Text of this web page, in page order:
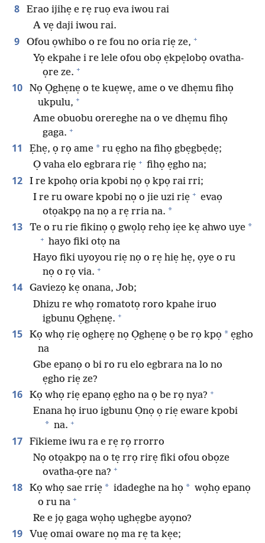
8
Erao ijihẹ e rẹ ruọ eva iwou rai
A vẹ daji iwou rai.
9 Ofou ọwhibo o re fou no oria riẹ ze, +
Yọ ekpahe i re lele ofou obọ ẹkpẹlobọ ovatha-
ọre ze. +
10
Nọ Ọghẹnẹ o te kuẹwẹ, ame o ve dhẹmu fihọ
ukpulu, +
Ame obuobu orereghe na o ve dhẹmu fihọ
gaga. +
11 Ẹhẹ, ọ rọ ame * ru ẹgho na fihọ gbẹgbẹdẹ;
Ọ vaha elo egbrara riẹ + fihọ ẹgho na;
12
I re kpohọ oria kpobi nọ ọ kpọ rai rri;
I re ru oware kpobi nọ o jie uzi riẹ + evaọ
otọakpọ na nọ a rẹ rria na. *
13 Te o ru rie fikinọ ọ gwọlọ rehọ iẹe kẹ ahwo uye *
+ hayo fiki otọ na
Hayo fiki uyoyou riẹ nọ o rẹ hiẹ hẹ, ọye o ru
nọ o rọ via. +
14
Gaviezọ kẹ onana, Job;
Dhizu re whọ romatotọ roro kpahe iruo
igbunu Ọghẹnẹ. +
15 Kọ whọ riẹ oghẹrẹ nọ Ọghẹnẹ ọ be rọ kpọ * ẹgho
na
Gbe epanọ o bi ro ru elo egbrara na lo no
ẹgho riẹ ze?
16 Kọ whọ riẹ epanọ ẹgho na ọ be rọ nya? +
Enana họ iruo igbunu Ọnọ ọ riẹ eware kpobi
* na. +
17
Fikieme iwu ra e rẹ rọ rrorro
Nọ otọakpọ na o tẹ rrọ rirẹ fiki ofou obọze
ovatha-ọre na? +
18 Kọ whọ sae rriẹ * idadeghe na họ * wọhọ epanọ
o ru na +
Re e jọ gaga wọhọ ughẹgbe ayọno?
19 Vuẹ omai oware nọ ma rẹ ta kẹe;